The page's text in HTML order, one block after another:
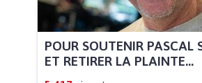
POUR SOUTENIR PASCAL
ET RETIRER LA PLAINTE...